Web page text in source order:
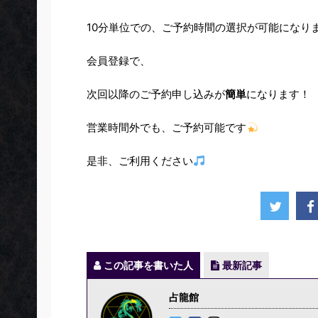
10分単位での、ご予約時間の選択が可能になり
会員登録で、
次回以降のご予約申し込みが簡単になります！
営業時間外でも、ご予約可能です
是非、ご利用ください
この記事を書いた人 最新記事
占龍館